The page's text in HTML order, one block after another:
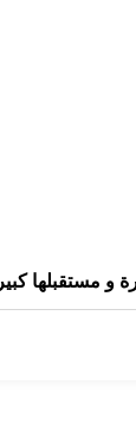
و مستقبلها كبير